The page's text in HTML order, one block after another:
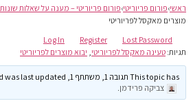
ראשי›פורום פריוריטי›פורום פריוריטי – מענה על שאלות
מוצרים מאקסל לפריוריטי
Log In
Register
Lost Password
תגיות: טעינה מאקסל לפריוריטי יבוא מוצרים לפריוריטי
This topic has תגובה 1, משתתף 1, and was last updated
צביקה פרידמן